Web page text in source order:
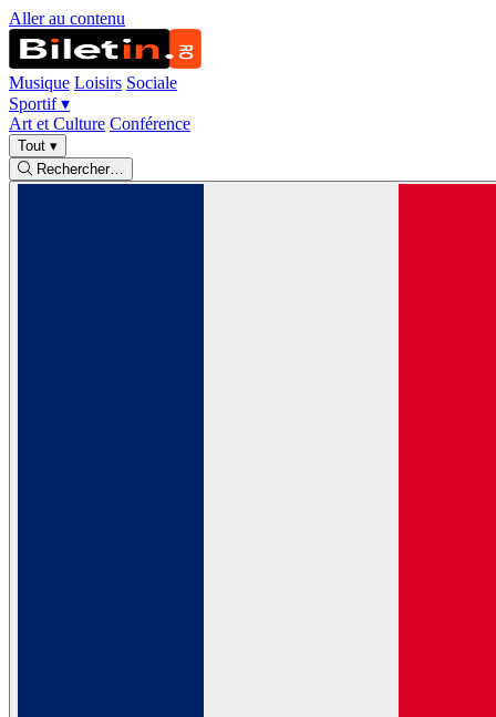
Aller au contenu
Musique Loisirs Sociale
Sportif▾
Art et Culture Conférence
Tout ▾
Rechercher…